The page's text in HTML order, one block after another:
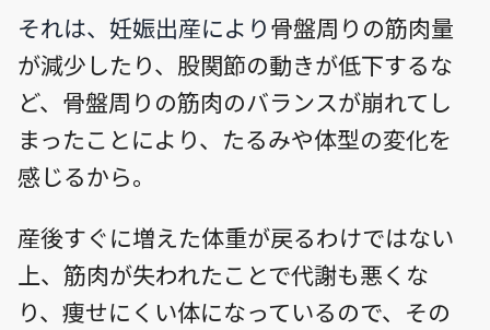
それは、妊娠出産により骨盤周りの筋肉量
が減少したり、股関節の動きが低下するな
ど、骨盤周りの筋肉のバランスが崩れてし
まったことにより、たるみや体型の変化を
感じるから。
産後すぐに増えた体重が戻るわけではない
上、筋肉が失われたことで代謝も悪くな
り、痩せにくい体になっているので、その